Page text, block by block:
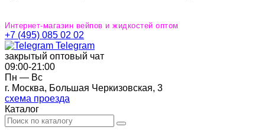
Интернет-магазин вейпов и жидкостей оптом
+7 (495) 085 02 02
Telegram
закрытый оптовый чат
09:00‐21:00
Пн — Вс
г. Москва, Большая Черкизовская, 3
схема проезда
Каталог